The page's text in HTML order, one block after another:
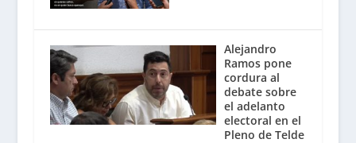
Alejandro
Ramos pone
cordura al
debate sobre
el adelanto
electoral en el
Pleno de Telde